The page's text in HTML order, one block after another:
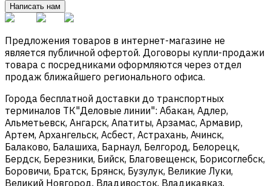
Написать нам
Предложения товаров в интернет-магазине не
является публичной офертой. Договоры купли-продажи
товара с посредниками оформляются через отдел
продаж ближайшего регионального офиса.
Города бесплатной доставки до транспортных
терминалов ТК"Деловые линии": Абакан, Адлер,
Альметьевск, Ангарск, Апатиты, Арзамас, Армавир,
Артем, Архангельск, Асбест, Астрахань, Ачинск,
Балаково, Балашиха, Барнаул, Белгород, Белорецк,
Бердск, Березники, Бийск, Благовещенск, Борисоглебск,
Боровичи, Братск, Брянск, Бузулук, Великие Луки,
Великий Новгород, Владивосток, Владикавказ,